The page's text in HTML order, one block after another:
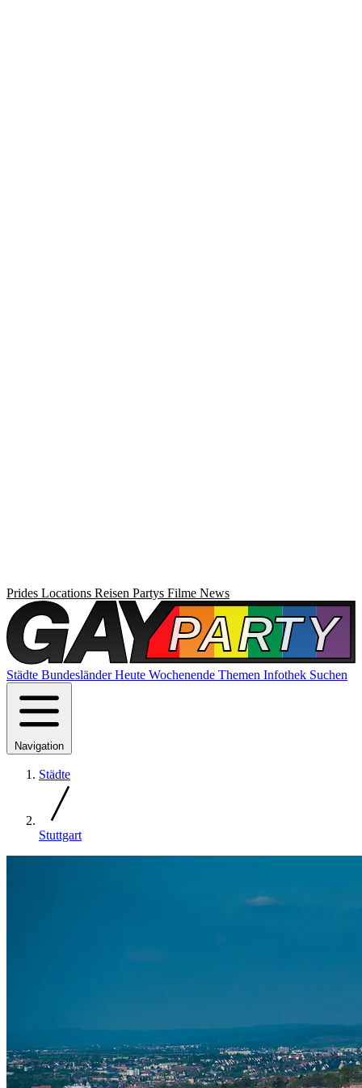
Prides Locations Reisen Partys Filme News
Städte BundesländerHeute Wochenende Themen Infothek Suchen
Navigation
Städte
Stuttgart